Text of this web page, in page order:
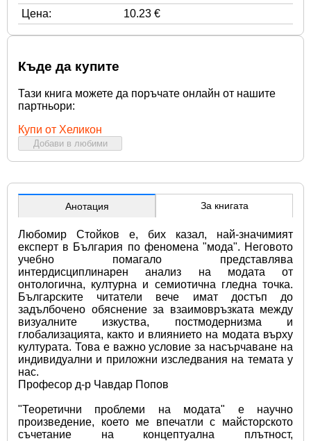
Цена:
10.23 €
Къде да купите
Тази книга можете да поръчате онлайн от нашите
партньори:
Купи от Хеликон
Добави в любими
Анотация За книгата
Любомир Стойков е, бих казал, най-значимият
експерт в България по феномена "мода". Неговото
учебно помагало представлява
интердисциплинарен анализ на модата от
онтологична, културна и семиотична гледна точка.
Българските читатели вече имат достъп до
задълбочено обяснение за взаимовръзката между
визуалните изкуства, постмодернизма и
глобализацията, както и влиянието на модата върху
културата. Това е важно условие за насърчаване на
индивидуални и приложни изследвания на темата у
нас.
Професор д-р Чавдар Попов
"Теоретични проблеми на модата" е научно
произведение, което ме впечатли с майсторското
съчетание на концептуална плътност,